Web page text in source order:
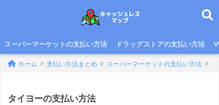
スーパーマーケットの支払い方法 ドラッグストアの支払い方法
ホーム 支払い方法まとめ スーパーマーケットの支払い方法
タイヨーの支払い方法